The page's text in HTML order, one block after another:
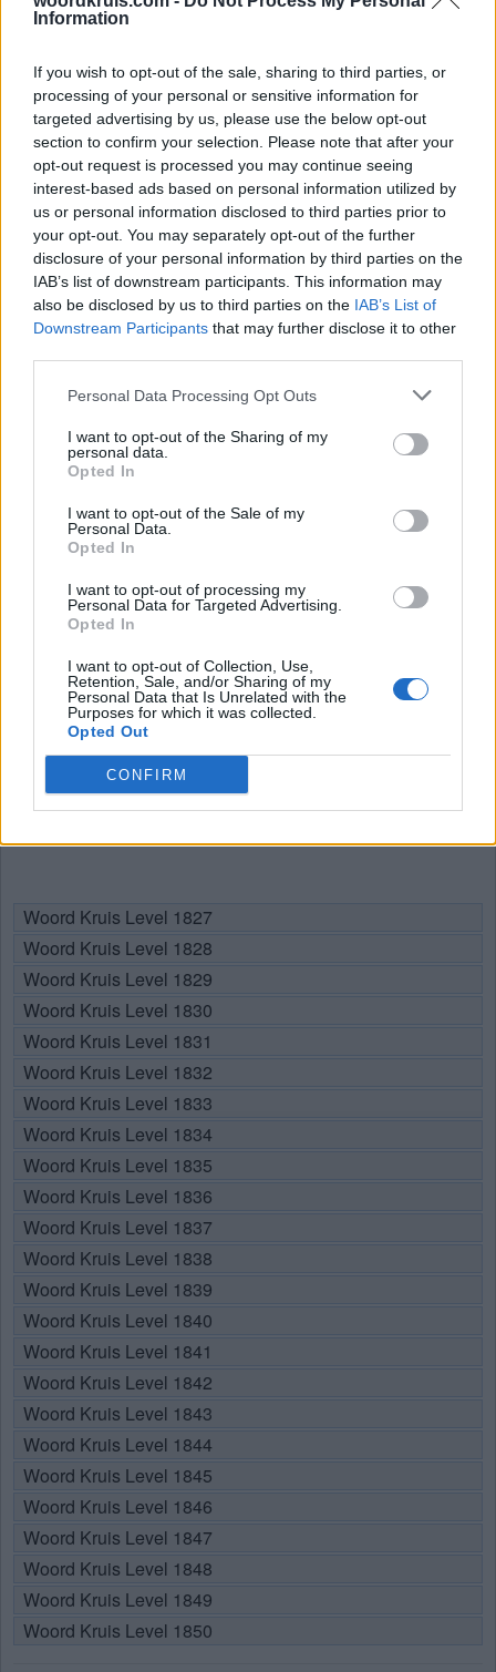
Information
If you wish to opt-out of the sale, sharing to third parties, or
processing of your personal or sensitive information for
targeted advertising by us, please use the below opt-out
section to confirm your selection. Please note that after your
opt-out request is processed you may continue seeing
interest-based ads based on personal information utilized by
us or personal information disclosed to third parties prior to
your opt-out. You may separately opt-out of the further
disclosure of your personal information by third parties on the
IAB’s list of downstream participants. This information may
also be disclosed by us to third parties on the IAB’s List of
Downstream Participants that may further disclose it to other
Personal Data Processing Opt Outs
I want to opt-out of the Sharing of my
personal data.
Opted In
I want to opt-out of the Sale of my
Personal Data.
Opted In
I want to opt-out of processing my
Personal Data for Targeted Advertising.
Opted In
I want to opt-out of Collection, Use,
Retention, Sale, and/or Sharing of my
Personal Data that Is Unrelated with the
Purposes for which it was collected.
Opted Out
CONFIRM
Woord Kruis Level 1808
Woord Kruis Level 1810
Woord Kruis Level 1811
Woord Kruis Level 1812
Woord Kruis Level 1813
Woord Kruis Level 1814
Woord Kruis Level 1815
Woord Kruis Level 1816
Woord Kruis Level 1817
Woord Kruis Level 1818
Woord Kruis Level 1819
Woord Kruis Level 1820
Woord Kruis Level 1822
Woord Kruis Level 1823
Woord Kruis Level 1824
Woord Kruis Level 1825
Woord Kruis Level 1827
Woord Kruis Level 1828
Woord Kruis Level 1829
Woord Kruis Level 1830
Woord Kruis Level 1831
Woord Kruis Level 1832
Woord Kruis Level 1833
Woord Kruis Level 1834
Woord Kruis Level 1835
Woord Kruis Level 1836
Woord Kruis Level 1837
Woord Kruis Level 1838
Woord Kruis Level 1839
Woord Kruis Level 1840
Woord Kruis Level 1841
Woord Kruis Level 1842
Woord Kruis Level 1843
Woord Kruis Level 1844
Woord Kruis Level 1845
Woord Kruis Level 1846
Woord Kruis Level 1847
Woord Kruis Level 1848
Woord Kruis Level 1849
Woord Kruis Level 1850